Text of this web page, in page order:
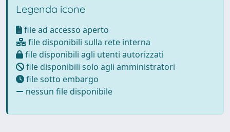
Legenda icone
file ad accesso aperto
file disponibili sulla rete interna
file disponibili agli utenti autorizzati
file disponibili solo agli amministratori
file sotto embargo
nessun file disponibile